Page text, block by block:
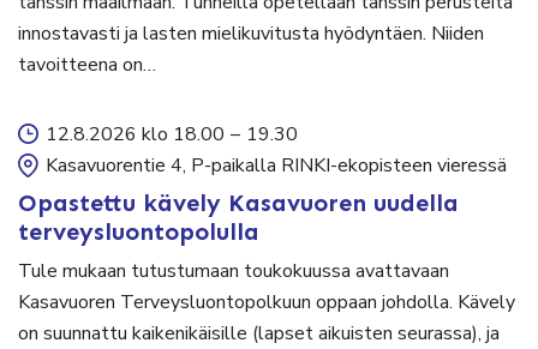
innostavasti ja lasten mielikuvitusta hyödyntäen. Niiden
tavoitteena on…
12.8.2026 klo 18.00 – 19.30
Kasavuorentie 4, P-paikalla RINKI-ekopisteen vieressä
Opastettu kävely Kasavuoren uudella
terveysluontopolulla
Tule mukaan tutustumaan toukokuussa avattavaan
Kasavuoren Terveysluontopolkuun oppaan johdolla. Kävely
on suunnattu kaikenikäisille (lapset aikuisten seurassa), ja